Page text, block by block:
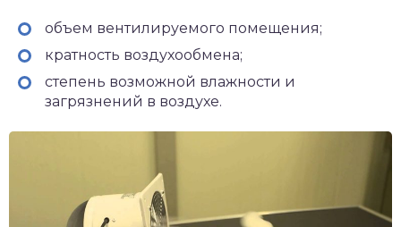
объем вентилируемого помещения;
кратность воздухообмена;
степень возможной влажности и
загрязнений в воздухе.